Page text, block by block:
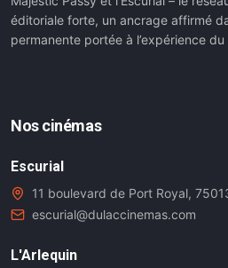
éditoriale forte, un ancrage affirmé
permanente portée à l’expérience
Nos cinémas
Escurial
11 boulevard de Port Royal,
escurial@dulaccinemas.com
L'Arlequin